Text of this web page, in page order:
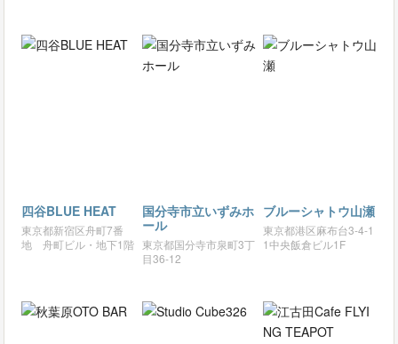
四谷BLUE HEAT
東京都新宿区舟町7番
地 舟町ビル・地下1階
国分寺市立いずみホ
ール
東京都国分寺市泉町3丁
目36-12
ブルーシャトウ山瀬
東京都港区麻布台3-4-1
1中央飯倉ビル1F